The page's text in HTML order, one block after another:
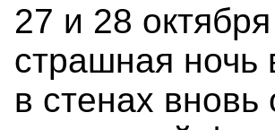
27 и 28
страшная ночь
в стенах